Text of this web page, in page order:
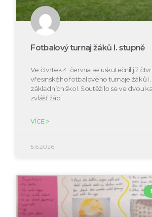
Fotbalový turnaj žáků I. stupně
Ve čtvrtek 4. června se uskutečnil již
vřesinského fotbalového turnaje žáků I.
základních škol. Soutěžilo se ve dvou
zvlášť žáci
VÍCE >
5.6.2026